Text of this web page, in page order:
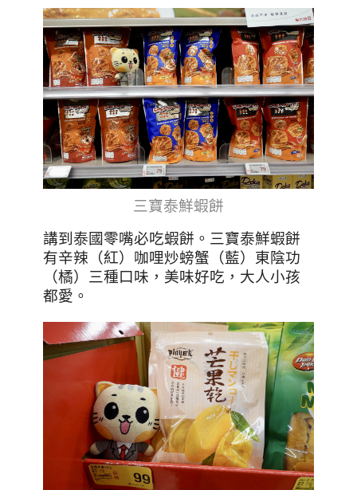
三寶泰鮮蝦餅
講到泰國零嘴必吃蝦餅。三寶泰鮮蝦餅
有辛辣（紅）咖哩炒螃蟹（藍）東陰功
（橘）三種口味，美味好吃，大人小孩
都愛。